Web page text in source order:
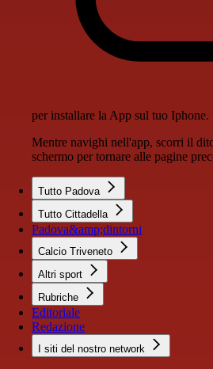
per installare la App sul tuo Iphone.
Mentre navighi nell'app, scorri il
schermo per tornare alle pagine
Tutto Padova
Tutto Cittadella
Padova&amp;dintorni
Calcio Triveneto
Altri sport
Rubriche
Editoriale
Redazione
I siti del nostro network